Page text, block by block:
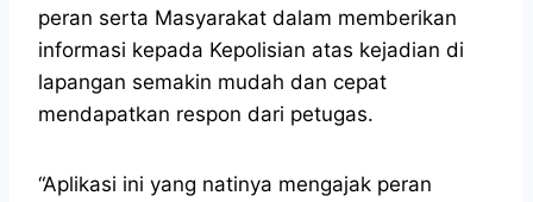
peran serta Masyarakat dalam memberikan
informasi kepada Kepolisian atas kejadian di
lapangan semakin mudah dan cepat
mendapatkan respon dari petugas.
“Aplikasi ini yang natinya mengajak peran